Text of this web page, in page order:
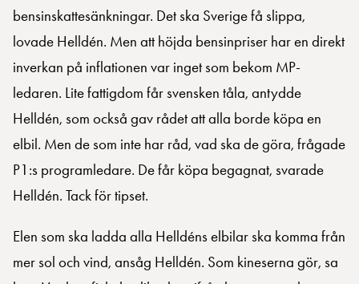
bensinskattesänkningar. Det ska Sverige få slippa,
lovade Helldén. Men att höjda bensinpriser har en direkt
inverkan på inflationen var inget som bekom MP-
ledaren. Lite fattigdom får svensken tåla, antydde
Helldén, som också gav rådet att alla borde köpa en
elbil. Men de som inte har råd, vad ska de göra, frågade
P1:s programledare. De får köpa begagnat, svarade
Helldén. Tack för tipset.
Elen som ska ladda alla Helldéns elbilar ska komma från
mer sol och vind, ansåg Helldén. Som kineserna gör, sa